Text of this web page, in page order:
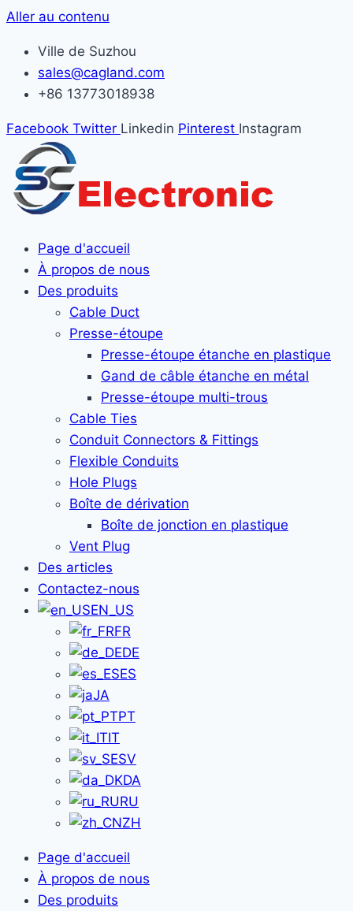
Aller au contenu
Ville de Suzhou
sales@cagland.com
+86 13773018938
Facebook Twitter Linkedin Pinterest Instagram
Page d'accueil
À propos de nous
Des produits
Cable Duct
Presse-étoupe
Presse-étoupe étanche en plastique
Gand de câble étanche en métal
Presse-étoupe multi-trous
Cable Ties
Conduit Connectors & Fittings
Flexible Conduits
Hole Plugs
Boîte de dérivation
Boîte de jonction en plastique
Vent Plug
Des articles
Contactez-nous
EN_US
FR
DE
ES
JA
PT
IT
SV
DA
RU
ZH
Page d'accueil
À propos de nous
Des produits